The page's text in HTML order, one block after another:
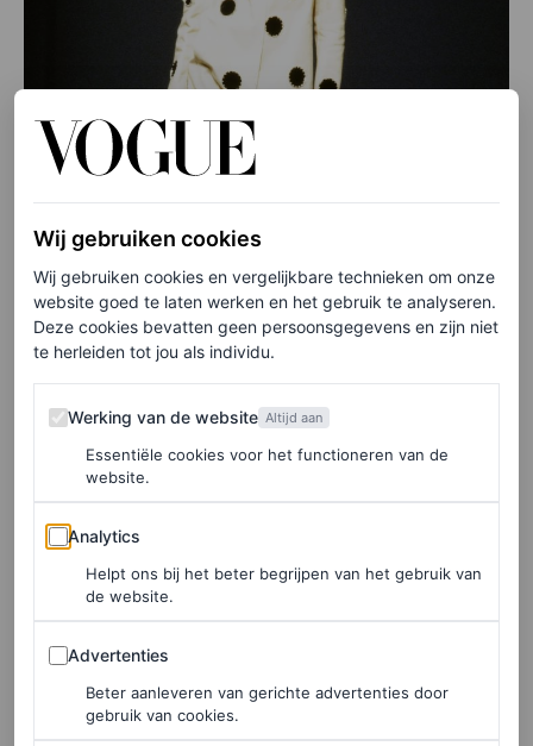
©GETTY IMAGES
Prada lente/zomer 1999
Kleding met spiegeltjes
Maar ook in nieuwe collecties zien we kleding met
spiegeltjes weer opduiken. Tanya Taylor bracht recent
een collectie uit waarin een linnen jurk, een top en een
Wij gebruiken cookies
Wij gebruiken cookies en vergelijkbare technieken om onze
website goed te laten werken en het gebruik te analyseren.
Deze cookies bevatten geen persoonsgegevens en zijn niet
te herleiden tot jou als individu.
Werking van de website
Werking van de website Altijd aan
Essentiële cookies voor het functioneren van de
website.
Analytics
Analytics
Helpt ons bij het beter begrijpen van het gebruik van
de website.
Advertenties
Advertenties
Beter aanleveren van gerichte advertenties door
gebruik van cookies.